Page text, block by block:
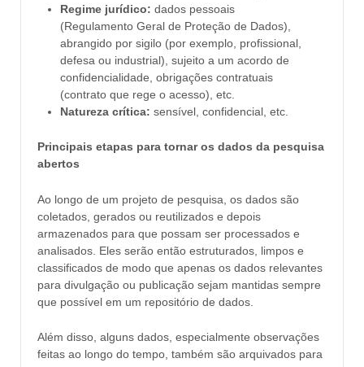
Regime jurídico: dados pessoais
(Regulamento Geral de Proteção de Dados),
abrangido por sigilo (por exemplo, profissional,
defesa ou industrial), sujeito a um acordo de
confidencialidade, obrigações contratuais
(contrato que rege o acesso), etc.
Natureza crítica: sensível, confidencial, etc.
Principais etapas para tornar os dados da pesquisa
abertos
Ao longo de um projeto de pesquisa, os dados são
coletados, gerados ou reutilizados e depois
armazenados para que possam ser processados e
analisados. Eles serão então estruturados, limpos e
classificados de modo que apenas os dados relevantes
para divulgação ou publicação sejam mantidas sempre
que possível em um repositório de dados.
Além disso, alguns dados, especialmente observações
feitas ao longo do tempo, também são arquivados para